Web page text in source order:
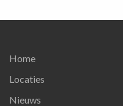
Home
Locaties
Nieuws